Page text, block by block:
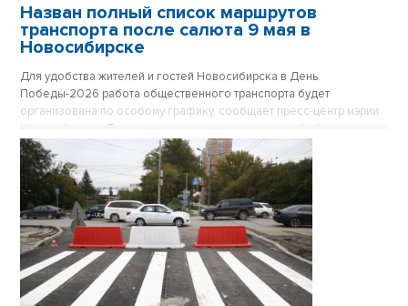
Назван полный список маршрутов
транспорта после салюта 9 мая в
Новосибирске
Для удобства жителей и гостей Новосибирска в День
Победы-2026 работа общественного транспорта будет
организована по особому графику, сообщает пресс-центр мэрии
Новосибирска. После завершения праздничного фейерверка в
22.00 в ключевых точках города будут сформированы колонны
автобусов, троллейбусов и трамваев, которые развезут
пассажиров в отдаленные микрорайоны. Отправление транспорта
будет осуществляться по мере наполняемости салонов.